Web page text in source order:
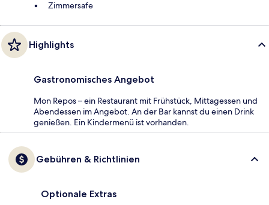
Zimmersafe
Highlights
Gastronomisches Angebot
Mon Repos – ein Restaurant mit Frühstück, Mittagessen und
Abendessen im Angebot. An der Bar kannst du einen Drink
genießen. Ein Kindermenü ist vorhanden.
Gebühren & Richtlinien
Optionale Extras